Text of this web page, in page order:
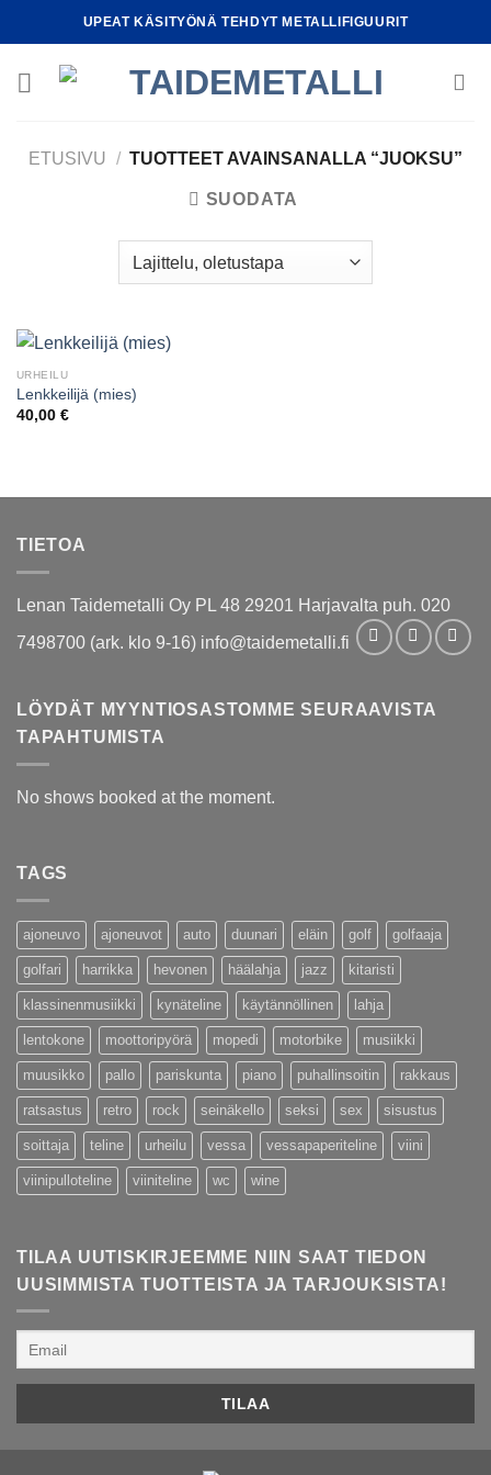
to
UPEAT KÄSITYÖNÄ TEHDYT METALLIFIGUURIT
ETUSIVU / TUOTTEET AVAINSANALLA “JUOKSU”
SUODATA
URHEILU
Lenkkeilijä (mies)
40,00 €
TIETOA
Lenan Taidemetalli Oy PL 48 29201 Harjavalta puh. 020
7498700 (ark. klo 9-16) info@taidemetalli.fi
LÖYDÄT MYYNTIOSASTOMME SEURAAVISTA
TAPAHTUMISTA
No shows booked at the moment.
TAGS
ajoneuvo ajoneuvot auto duunari eläin golf golfaaja
golfari harrikka hevonen häälahja jazz kitaristi
klassinenmusiikki kynäteline käytännöllinen lahja
lentokone moottoripyörä mopedi motorbike musiikki
muusikko pallo pariskunta piano puhallinsoitin rakkaus
ratsastus retro rock seinäkello seksi sex sisustus
soittaja teline urheilu vessa vessapaperiteline viini
viinipulloteline viiniteline wc wine
TILAA UUTISKIRJEEMME NIIN SAAT TIEDON
UUSIMMISTA TUOTTEISTA JA TARJOUKSISTA!